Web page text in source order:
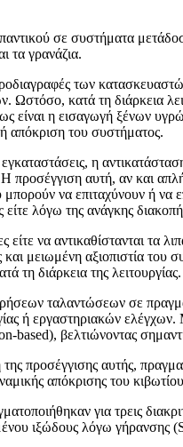
σε συστήματα
τα γρανάζια.
των
Ωστόσο, κατά τη διάρκεια
είναι η εισαγωγή ξένων
απόκριση του συστήματος.
εγκαταστάσεις, η
προσέγγιση αυτή, αν και
μπορούν να επιταχύνουν ή να
λόγω της ανάγκης
είτε να αντικαθίστανται τα
μειωμένη αξιοπιστία του
τη διάρκεια της λειτουργίας.
ταλαντώσεων σε
ή εργαστηριακών
based), βελτιώνοντας
της προσέγγισης αυτής,
απόκρισης του
για τρεις
ιξώδους λόγω γήρανσης